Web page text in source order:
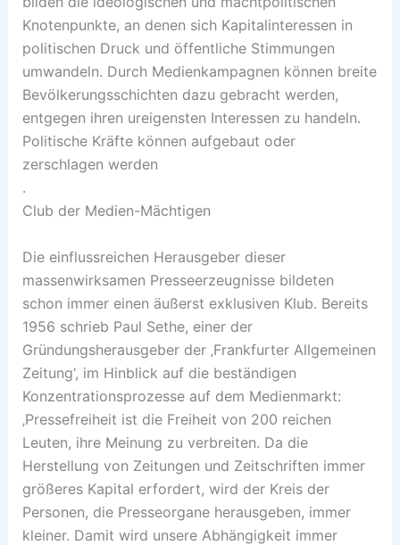
Knotenpunkte, an denen sich Kapitalinteressen in
politischen Druck und öffentliche Stimmungen
umwandeln. Durch Medienkampagnen können breite
Bevölkerungsschichten dazu gebracht werden,
entgegen ihren ureigensten Interessen zu handeln.
Politische Kräfte können aufgebaut oder
zerschlagen werden
.
Club der Medien-Mächtigen
Die einflussreichen Herausgeber dieser
massenwirksamen Presseerzeugnisse bildeten
schon immer einen äußerst exklusiven Klub. Bereits
1956 schrieb Paul Sethe, einer der
Gründungsherausgeber der ‚Frankfurter Allgemeinen
Zeitung‘, im Hinblick auf die beständigen
Konzentrationsprozesse auf dem Medienmarkt:
‚Pressefreiheit ist die Freiheit von 200 reichen
Leuten, ihre Meinung zu verbreiten. Da die
Herstellung von Zeitungen und Zeitschriften immer
größeres Kapital erfordert, wird der Kreis der
Personen, die Presseorgane herausgeben, immer
kleiner. Damit wird unsere Abhängigkeit immer